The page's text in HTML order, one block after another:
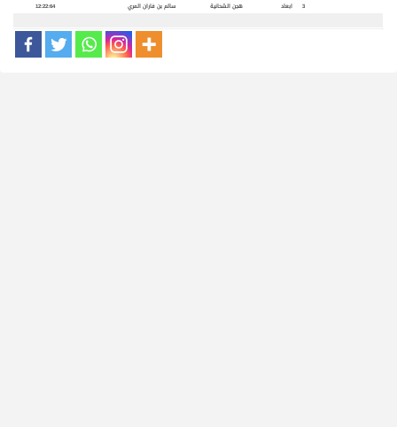
3
ابعاد هجن الشحانية سالم بن فاران المري 12:22:64